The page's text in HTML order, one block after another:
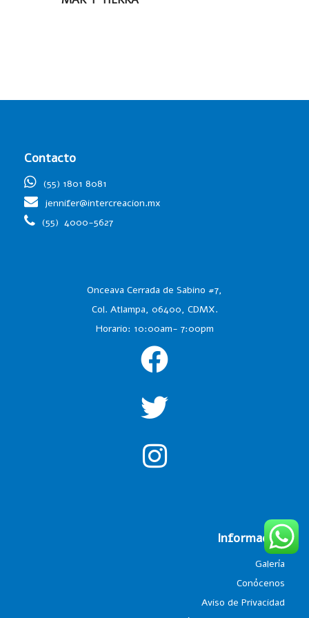
Contacto
(55) 1801 8081
jennifer@intercreacion.mx
(55) 4000-5627
Onceava Cerrada de Sabino #7,
Col. Atlampa, 06400, CDMX.
Horario: 10:00am- 7:00pm
Información
Galería
Conócenos
Aviso de Privacidad